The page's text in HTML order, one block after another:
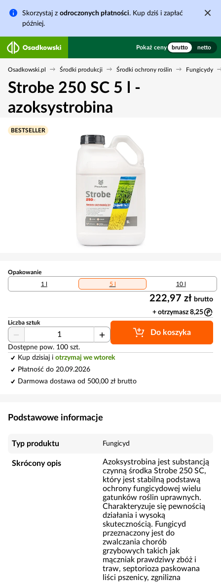
Skorzystaj z odroczonych płatności. Kup dziś i zapłać
później.
Pokaż ceny brutto netto
Osadkowski.pl Środki produkcji Środki ochrony roślin Fungicydy
Strobe 250 SC 5 l -
azoksystrobina
BESTSELLER
Opakowanie
1 l
5 l 10 l
222,97 zł brutto
+ otrzymasz 8,25
Liczba sztuk
Dostępne pow. 100 szt.
Do koszyka
Kup dzisiaj i otrzymaj we wtorek
Płatność do 20.09.2026
Darmowa dostawa od 500,00 zł brutto
Podstawowe informacje
Typ produktu Fungicyd
Skrócony opis
Azoksystrobina jest substancją
czynną środka Strobe 250 SC,
który jest stabilną podstawą
ochrony fungicydowej wielu
gatunków roślin uprawnych.
Charakteryzuje się pewnością
działania i wysoką
skutecznością. Fungicyd
przeznaczony jest do
zwalczania chorób
grzybowych takich jak
mączniak prawdziwy zbóż i
traw, septorioza paskowana
liści pszenicy, zgnilizna